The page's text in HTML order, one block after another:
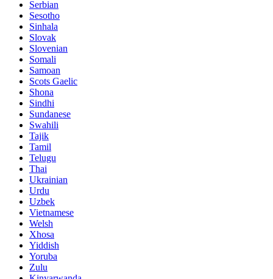
Serbian
Sesotho
Sinhala
Slovak
Slovenian
Somali
Samoan
Scots Gaelic
Shona
Sindhi
Sundanese
Swahili
Tajik
Tamil
Telugu
Thai
Ukrainian
Urdu
Uzbek
Vietnamese
Welsh
Xhosa
Yiddish
Yoruba
Zulu